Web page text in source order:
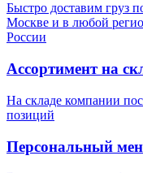
Быстро доставим груз
Москве и в любой
России
Ассортимент на
На складе компании
позиций
Персональный